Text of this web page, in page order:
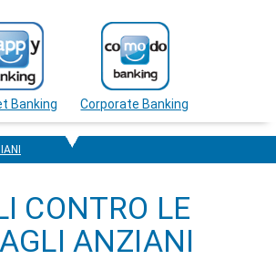
Banking Corporate Banking
CONTRO LE
ANZIANI